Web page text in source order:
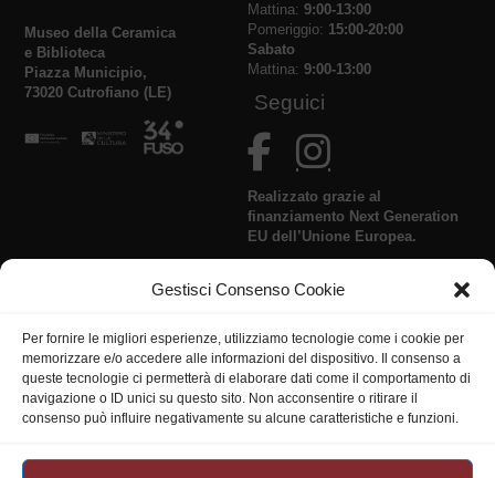
Gestisci Consenso Cookie
Per fornire le migliori esperienze, utilizziamo tecnologie come i cookie per
memorizzare e/o accedere alle informazioni del dispositivo. Il consenso a
queste tecnologie ci permetterà di elaborare dati come il comportamento di
navigazione o ID unici su questo sito. Non acconsentire o ritirare il
consenso può influire negativamente su alcune caratteristiche e funzioni.
Museo della Ceramica
e Biblioteca
Piazza Municipio,
73020 Cutrofiano (LE)
Mattina: 9:00-13:00
Pomeriggio: 15:00-20:00
Sabato
Mattina: 9:00-13:00
Seguici
Realizzato grazie al
finanziamento Next Generation
EU dell’Unione Europea.
Carta dei servizi